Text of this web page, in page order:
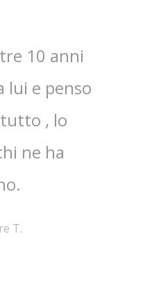
10 anni
lui e penso
, lo
ne ha
T.